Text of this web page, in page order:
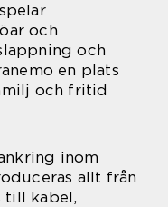
och
och
en plats
och fritid
inom
allt från
till kabel,